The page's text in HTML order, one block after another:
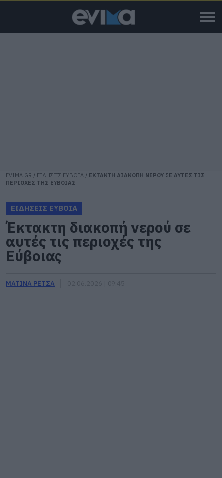
EVIMA.GR / ΕΙΔΗΣΕΙΣ ΕΥΒΟΙΑ / ΕΚΤΑΚΤΗ ΔΙΑΚΟΠΗ ΝΕΡΟΥ ΣΕ ΑΥΤΕΣ ΤΙΣ
ΠΕΡΙΟΧΕΣ ΤΗΣ ΕΥΒΟΙΑΣ
ΕΙΔΗΣΕΙΣ ΕΥΒΟΙΑ
Έκτακτη διακοπή νερού σε
αυτές τις περιοχές της
Εύβοιας
ΜΑΤΙΝΑ ΡΕΤΣΑ